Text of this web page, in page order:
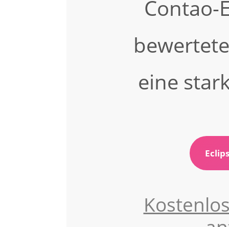
Contao-
eine